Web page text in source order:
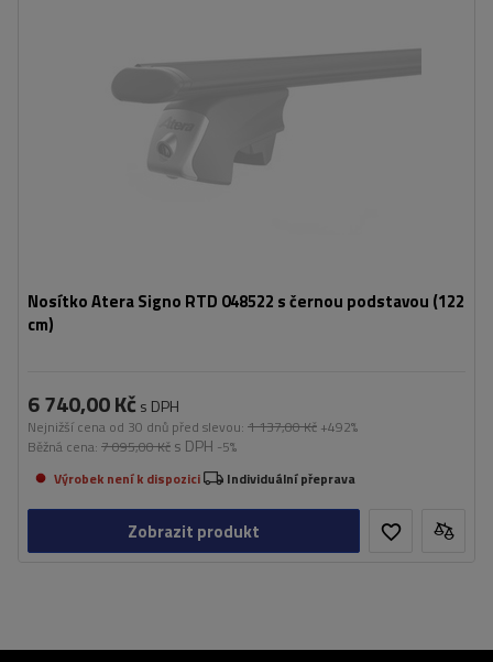
Nosítko Atera Signo RTD 048522 s černou podstavou (122
cm)
6 740,00 Kč s DPH
Nejnižší cena od 30 dnů před slevou: 1 137,00 Kč +492%
Běžná cena: 7 095,00 Kč s DPH -5%
Výrobek není k dispozici
Individuální přeprava
Zobrazit produkt